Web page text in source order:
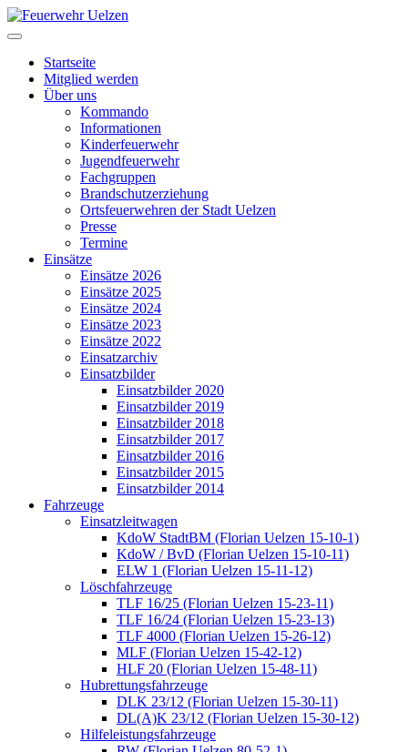
Startseite
Mitglied werden
Über uns
Kommando
Informationen
Kinderfeuerwehr
Jugendfeuerwehr
Fachgruppen
Brandschutzerziehung
Ortsfeuerwehren der Stadt Uelzen
Presse
Termine
Einsätze
Einsätze 2026
Einsätze 2025
Einsätze 2024
Einsätze 2023
Einsätze 2022
Einsatzarchiv
Einsatzbilder
Einsatzbilder 2020
Einsatzbilder 2019
Einsatzbilder 2018
Einsatzbilder 2017
Einsatzbilder 2016
Einsatzbilder 2015
Einsatzbilder 2014
Fahrzeuge
Einsatzleitwagen
KdoW StadtBM (Florian Uelzen 15-10-1)
KdoW / BvD (Florian Uelzen 15-10-11)
ELW 1 (Florian Uelzen 15-11-12)
Löschfahrzeuge
TLF 16/25 (Florian Uelzen 15-23-11)
TLF 16/24 (Florian Uelzen 15-23-13)
TLF 4000 (Florian Uelzen 15-26-12)
MLF (Florian Uelzen 15-42-12)
HLF 20 (Florian Uelzen 15-48-11)
Hubrettungsfahrzeuge
DLK 23/12 (Florian Uelzen 15-30-11)
DL(A)K 23/12 (Florian Uelzen 15-30-12)
Hilfeleistungsfahrzeuge